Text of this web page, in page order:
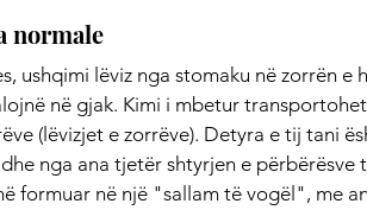
normale
ushqimi lëviz nga stomaku në zorrën e
në gjak. Kimi i mbetur
(lëvizjet e zorrëve). Detyra e tij tani
nga ana tjetër shtyrjen e përbërësve
formuar në një "sallam të vogël", me